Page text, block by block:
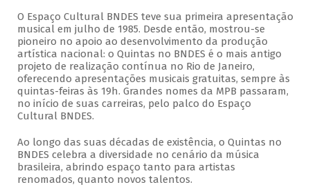
O Espaço Cultural BNDES teve sua primeira apresentação
musical em julho de 1985. Desde então, mostrou-se
pioneiro no apoio ao desenvolvimento da produção
artística nacional: o Quintas no BNDES é o mais antigo
projeto de realização contínua no Rio de Janeiro,
oferecendo apresentações musicais gratuitas, sempre às
quintas-feiras às 19h. Grandes nomes da MPB passaram,
no início de suas carreiras, pelo palco do Espaço
Cultural BNDES.
Ao longo das suas décadas de existência, o Quintas no
BNDES celebra a diversidade no cenário da música
brasileira, abrindo espaço tanto para artistas
renomados, quanto novos talentos.